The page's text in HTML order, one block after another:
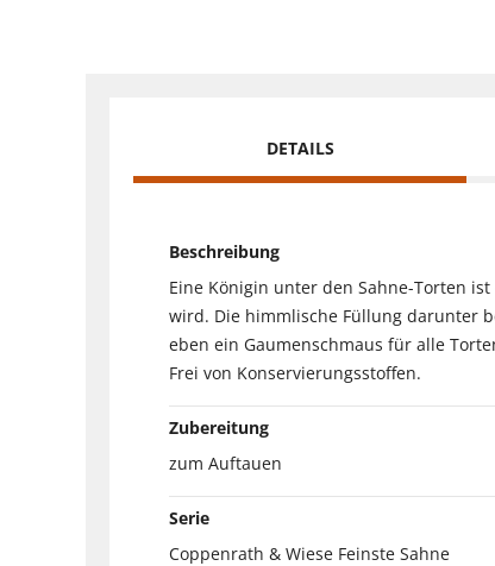
DETAILS
Beschreibung
Eine Königin unter den Sahne-Torten
wird. Die himmlische Füllung darunter
eben ein Gaumenschmaus für alle
Frei von Konservierungsstoffen.
Zubereitung
zum Auftauen
Serie
Coppenrath & Wiese Feinste Sahne